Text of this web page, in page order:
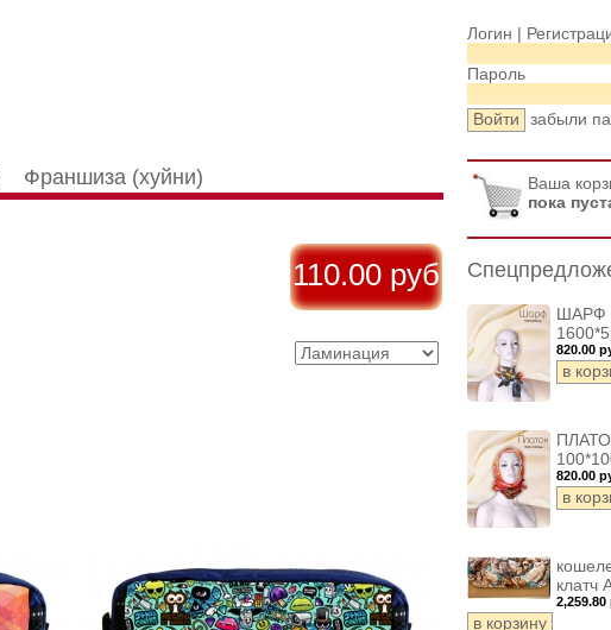
Логин |
Пароль
забыли
Франшиза (хуйни)
110.00 руб
Ваша
пока
ШАРФ
820.00
820.00
клатч
2,259.80